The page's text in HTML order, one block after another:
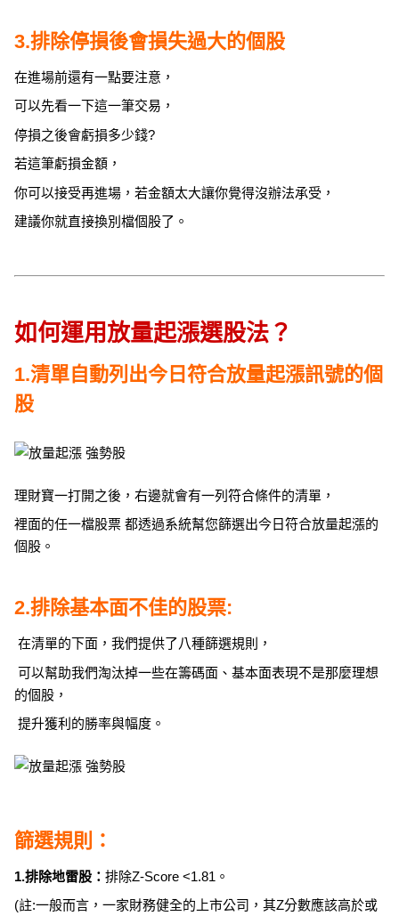
3.排除停損後會損失過大的個股
在進場前還有一點要注意，
可以先看一下這一筆交易，
停損之後會虧損多少錢?
若這筆虧損金額，
你可以接受再進場，若金額太大讓你覺得沒辦法承受，
建議你就直接換別檔個股了。
如何運用放量起漲選股法？
1.清單自動列出今日符合放量起漲訊號的個
股
理財寶一打開之後，右邊就會有一列符合條件的清單，
裡面的任一檔股票 都透過系統幫您篩選出今日符合放量起漲的
個股。
2.排除基本面不佳的股票:
在清單的下面，我們提供了八種篩選規則，
可以幫助我們淘汰掉一些在籌碼面、基本面表現不是那麼理想
的個股，
提升獲利的勝率與幅度。
篩選規則：
1.排除地雷股： 排除Z-Score <1.81。
(註:一般而言，一家財務健全的上市公司，其Z分數應該高於或